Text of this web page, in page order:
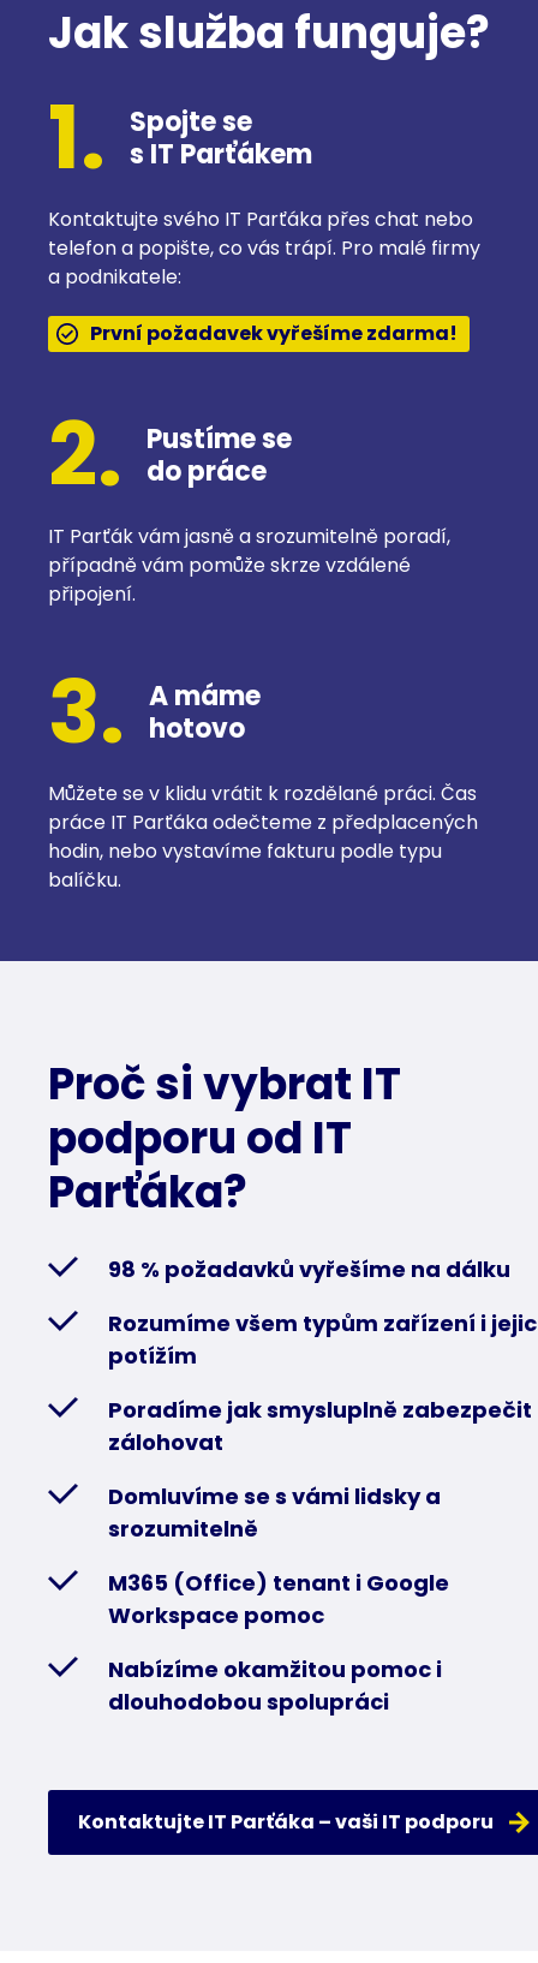
Jak služba funguje?
1.
Spojte se
s IT Parťákem
Kontaktujte svého IT Parťáka přes chat nebo
telefon a popište, co vás trápí. Pro malé firmy
a podnikatele:
První požadavek vyřešíme zdarma!
2.
Pustíme se
do práce
IT Parťák vám jasně a srozumitelně poradí,
případně vám pomůže skrze vzdálené
připojení.
3.
A máme
hotovo
Můžete se v klidu vrátit k rozdělané práci. Čas
práce IT Parťáka odečteme z předplacených
hodin, nebo vystavíme fakturu podle typu
balíčku.
Proč si vybrat IT
podporu od IT
Parťáka?
98 % požadavků vyřešíme na dálku
Rozumíme všem typům zařízení i
potížím
Poradíme jak smysluplně zabezpečit
zálohovat
Domluvíme se s vámi lidsky a
srozumitelně
M365 (Office) tenant i Google
Workspace pomoc
Nabízíme okamžitou pomoc i
dlouhodobou spolupráci
Kontaktujte IT Parťáka – vaši IT podporu